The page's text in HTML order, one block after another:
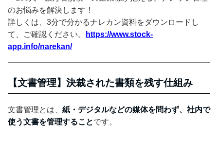
のお悩みを解決します！
詳しくは、3分で分かるナレカン資料をダウンロードし
て、ご確認ください。
https://www.stock-
app.info/narekan/
【文書管理】決裁された書類を残す仕組み
文書管理とは、 紙・デジタルなどの媒体を問わず、社内で
使う文書を管理することです。